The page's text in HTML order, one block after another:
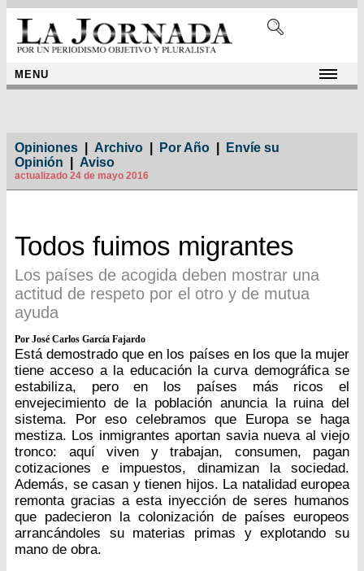
MENU
Opiniones Archivo Por Año
Envíe su
Opinión
Aviso
actualizado 24 de mayo 2016
Todos fuimos migrantes
Los países de acogida deben mostrar una
actitud de respeto por el otro y de mutua
ayuda
Por José Carlos García Fajardo
Está demostrado que en los países en los que la mujer
tiene acceso a la educación la curva demográfica se
estabiliza, pero en los países más ricos el
envejecimiento de la población anuncia la ruina del
sistema. Por eso celebramos que Europa se haga
mestiza. Los inmigrantes aportan savia nueva al viejo
tronco: aquí viven y trabajan, consumen, pagan
cotizaciones e impuestos, dinamizan la sociedad.
Además, se casan y tienen hijos. La natalidad europea
remonta gracias a esta inyección de seres humanos
que padecieron la colonización de países europeos
arrancándoles su materias primas y explotando su
mano de obra.